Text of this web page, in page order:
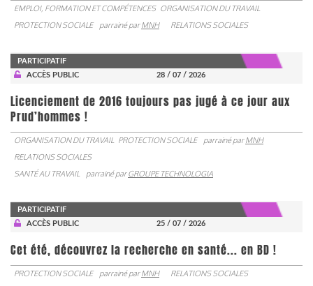
EMPLOI, FORMATION ET COMPÉTENCES ORGANISATION DU TRAVAIL
PROTECTION SOCIALE
parrainé parMNH RELATIONS SOCIALES
PARTICIPATIF
ACCÈS PUBLIC
28 / 07 / 2026
Licenciement de 2016 toujours pas jugé à ce jour aux
Prud’hommes !
ORGANISATION DU TRAVAIL PROTECTION SOCIALE parrainé parMNH
RELATIONS SOCIALES
SANTÉ AU TRAVAIL
parrainé parGROUPE TECHNOLOGIA
PARTICIPATIF
ACCÈS PUBLIC
25 / 07 / 2026
Cet été, découvrez la recherche en santé... en BD !
PROTECTION SOCIALE parrainé parMNH RELATIONS SOCIALES